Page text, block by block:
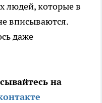
людей, которые в
вписываются.
даже
на